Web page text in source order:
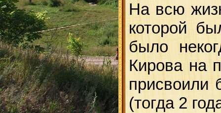
На всю
которой
было
Кирова на
(тогда 2